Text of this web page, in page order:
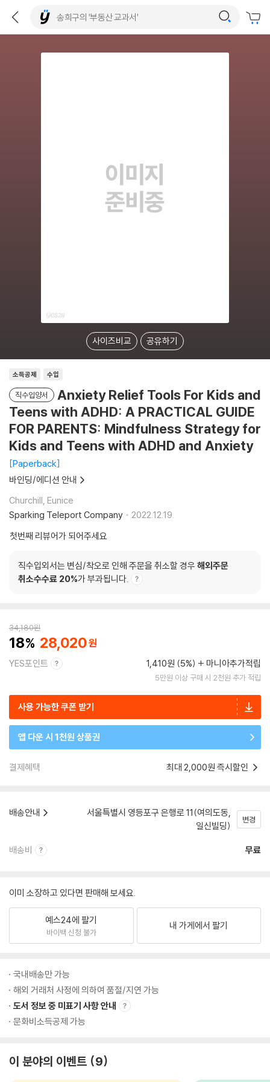
사이즈비교 공유하기
소득공제 수입
직수입양서
Anxiety Relief Tools For Kids and
Teens with ADHD: A PRACTICAL GUIDE
FOR PARENTS: Mindfulness Strategy for
Kids and Teens with ADHD and Anxiety
Paperback
바인딩/에디션 안내
Churchill, Eunice
Sparking Teleport Company
2022.12.19.
첫번째 리뷰어가 되어주세요
직수입외서는 변심/착오로 인해 주문을 취소할 경우 해외주문
취소수수료 20%가 부과됩니다.
34,180원
18 28,020
YES포인트 1,410원 (5%) 마니아추가적립
5만원 이상 구매 시 2천원 추가 적립
사용 가능한 쿠폰 받기
앱 다운 시 1천원 상품권
결제혜택 최대 2,000원 즉시할인
배송안내
서울특별시 영등포구 은행로 11(여의도동,
일신빌딩)
변경
배송비 무료
이미 소장하고 있다면 판매해 보세요.
예스24에 팔기
바이백 신청 불가
내 가게에서 팔기
국내배송만 가능
해외 거래처 사정에 의하여 품절/지연 가능
도서 정보 중 미표기 사항 안내
문화비소득공제 가능
이 분야의 이벤트 9